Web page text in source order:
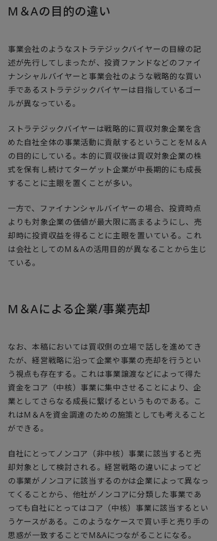
M＆Aの目的の違い
事業会社のようなストラテジックバイヤーの目線の記
述が先行してしまったが、投資ファンドなどのファイ
ナンシャルバイヤーと事業会社のような戦略的な買い
手であるストラテジックバイヤーは目指しているゴー
ルが異なっている。
ストラテジックバイヤーは戦略的に買収対象企業を含
めた自社全体の事業活動に貢献するということをM＆A
の目的にしている。本的に買収後は買収対象企業の株
式を保有し続けてターゲット企業が中長期的にも成長
することに主眼を置くことが多い。
一方で、ファイナンシャルバイヤーの場合、投資時点
よりも対象企業の価値が最大限に高まるようにし、売
却時に投資収益を得ることに主眼を置いている。これ
は会社としてのM＆Aの活用目的が異なることから生じ
ている。
M＆Aによる企業/事業売却
なお、本稿においては買収側の立場で話しを進めてき
たが、経営戦略に沿って企業や事業の売却を行うとい
う視点も存在する。これは事業譲渡などによって得た
資金をコア（中核）事業に集中させることにより、企
業としてさらなる成長に繋げるというものである。こ
れはM＆Aを資金調達のための施策としても考えること
ができる。
自社にとってノンコア（非中核）事業に該当すると売
却対象として検討される。経営戦略の違いによってど
の事業がノンコアに該当するのかは企業によって異なっ
てくることから、他社がノンコアに分類した事業であ
っても自社にとってはコア（中核）事業に該当するとい
うケースがある。このようなケースで買い手と売り手の
思惑が一致することでM&Aにつながることになる。